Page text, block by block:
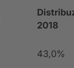
2018
43,0%